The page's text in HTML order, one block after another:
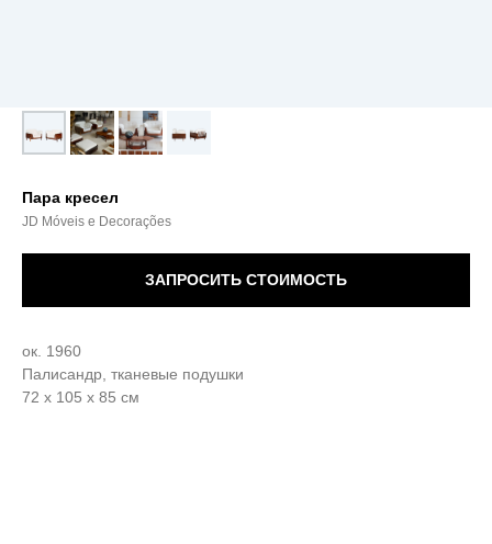
Пара кресел
JD Móveis e Decorações
ЗАПРОСИТЬ СТОИМОСТЬ
ок. 1960
Палисандр, тканевые подушки
72 х 105 х 85 см